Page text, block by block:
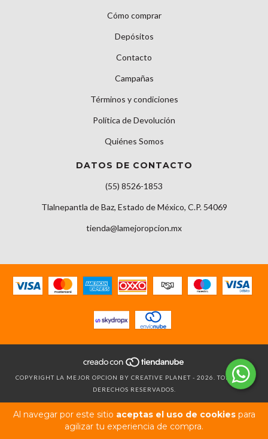
Al navegar por este sitio aceptas el uso de cookiespara
agilizar tu experiencia de compra.
Cómo comprar
Depósitos
Contacto
Campañas
Términos y condiciones
Política de Devolución
Quiénes Somos
DATOS DE CONTACTO
(55) 8526-1853
Tlalnepantla de Baz, Estado de México, C.P. 54069
tienda@lamejoropcion.mx
COPYRIGHT LA MEJOR OPCION BY CREATIVE PLANET - 2026. TODOS LOS
DERECHOS RESERVADOS.